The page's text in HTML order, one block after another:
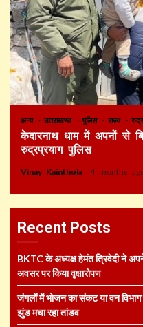
अन्य उत्तराखण्ड पुलिस राज्य
केदारनाथ धाम में अपनों से
रुद्रप्रयाग पुलिस
Vinay Kainthola 4 months
Recent Posts
BKTC के अध्यक्ष हेमंत त्रिवेदी ने
अवसर पर किया वृक्षारोपण
जंगलों में भोजन का संकट या वन विभाग
झुंड मचा रहा तांडव